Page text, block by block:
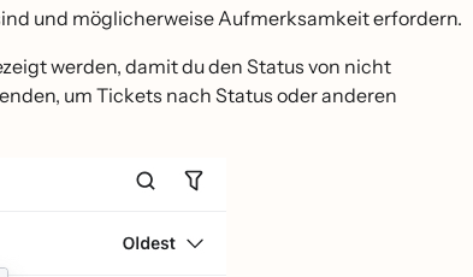
und möglicherweise Aufmerksamkeit erfordern.
werden, damit du den Status von nicht
um Tickets nach Status oder anderen